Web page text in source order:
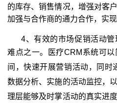
的库存、销售情况，增强对客
加强与合作商的通力合作，实
4、有效的市场促销活动
难点之一。医疗CRM 系统可以
间，快速开展营销活动，同时
数据分析、实施的活动监控，
理层能够及时掌活动的真实进